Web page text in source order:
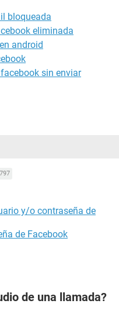
bloqueada
eliminada
android
sin enviar
y/o contraseña de
de Facebook
de una llamada?